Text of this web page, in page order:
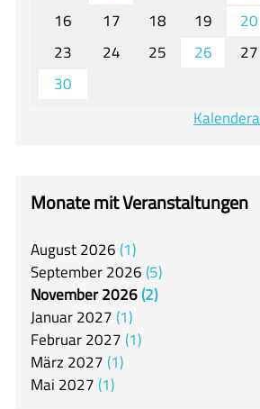
Unsere Konzepte
Downloads
Unter-, Mittel und Oberstufe
Offener Ganztag
Mensa
Unsere
Kontakt
🇬🇧
16
17 18 19 20
23
24 25 26 27
30
Monate mit Veranstaltungen
August2026 1
September2026 5
November2026 2
Januar2027 1
Februar2027 1
März 2027 1
Mai 2027 1